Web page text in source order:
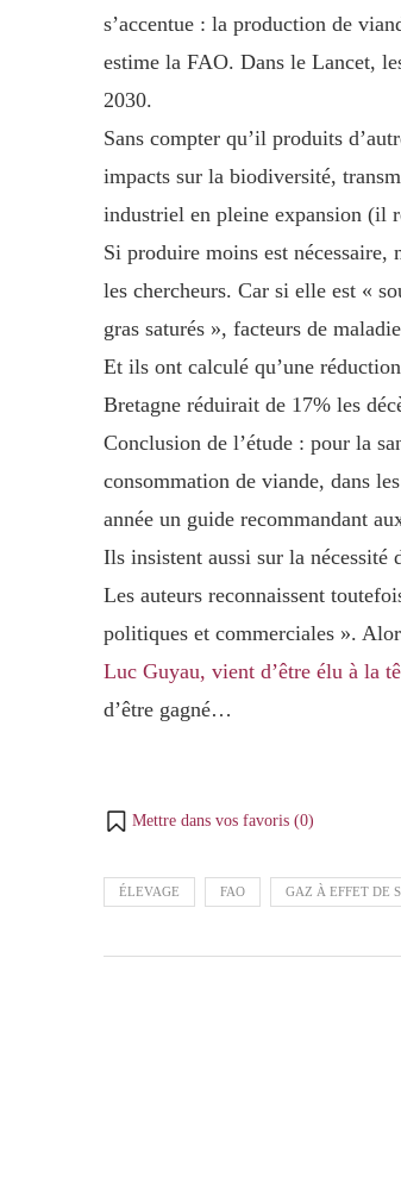
s’accentue : la production de
estime la FAO. Dans le Lancet,
2030.
Sans compter qu’il produits
impacts sur la biodiversité,
industriel en pleine expansion (il
Si produire moins est
les chercheurs. Car si elle est «
gras saturés », facteurs de
Et ils ont calculé qu’une
Bretagne réduirait de 17% les
Conclusion de l’étude : pour la
consommation de viande, dans
année un guide recommandant
Ils insistent aussi sur la nécessité
Les auteurs reconnaissent
politiques et commerciales ».
Luc Guyau, vient d’être élu à la
d’être gagné…
Mettre dans vos favoris (0)
ÉLEVAGE FAO GAZ À EFFET DE